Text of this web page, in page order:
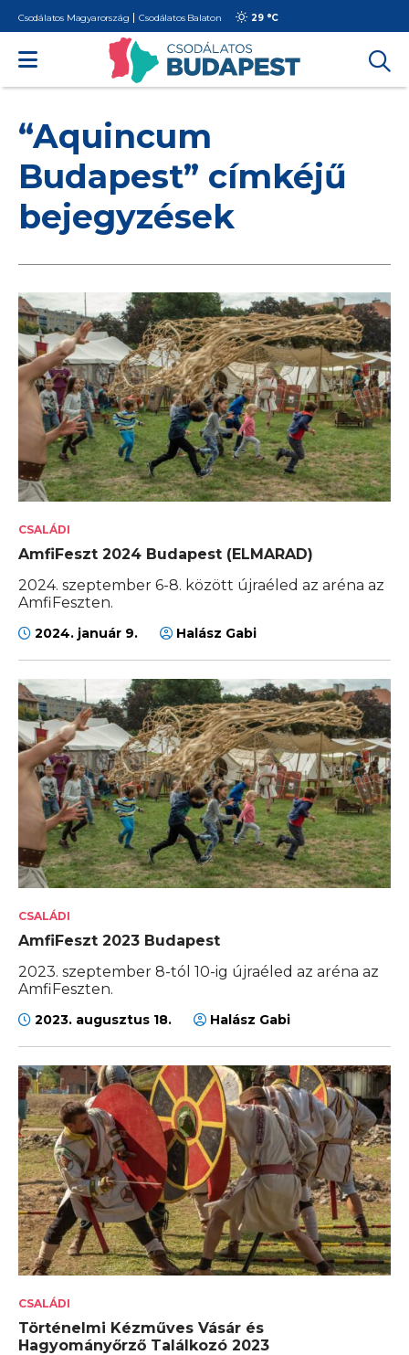
Csodálatos Magyarország Csodálatos Balaton 29 °C
“Aquincum
Budapest” címkéjű
bejegyzések
CSALÁDI
AmfiFeszt 2024 Budapest (ELMARAD)
2024. szeptember 6-8. között újraéled az aréna az
AmfiFeszten.
2024. január 9. Halász Gabi
CSALÁDI
AmfiFeszt 2023 Budapest
2023. szeptember 8-tól 10-ig újraéled az aréna az
AmfiFeszten.
2023. augusztus 18. Halász Gabi
CSALÁDI
Történelmi Kézműves Vásár és
Hagyományőrző Találkozó 2023